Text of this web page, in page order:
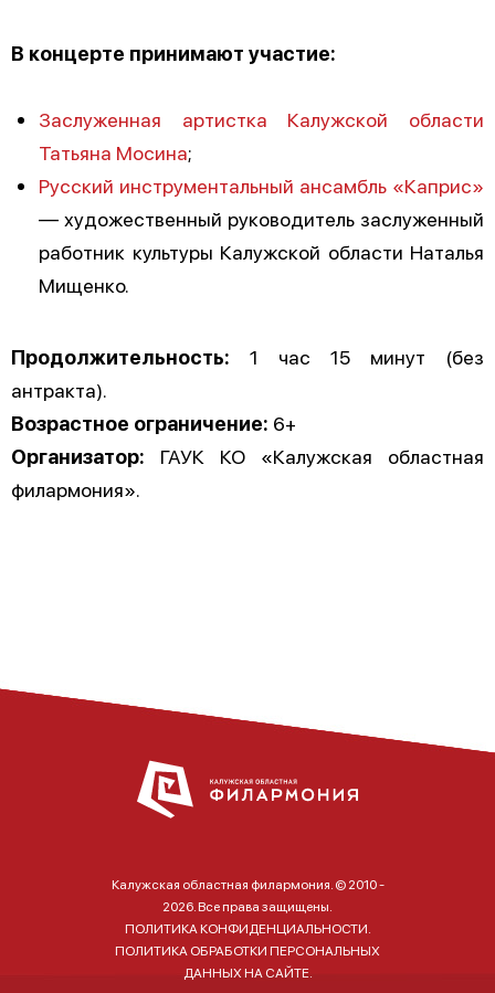
В концерте принимают участие:
Заслуженная артистка Калужской области
Татьяна Мосина;
Русский инструментальный ансамбль «Каприс»
— художественный руководитель заслуженный
работник культуры Калужской области Наталья
Мищенко.
Продолжительность: 1 час 15 минут (без
антракта).
Возрастное ограничение: 6+
Организатор: ГАУК КО «Калужская областная
филармония».
Калужская областная филармония. © 2010 -
2026. Все права защищены.
ПОЛИТИКА КОНФИДЕНЦИАЛЬНОСТИ.
ПОЛИТИКА ОБРАБОТКИ ПЕРСОНАЛЬНЫХ
ДАННЫХ НА САЙТЕ.